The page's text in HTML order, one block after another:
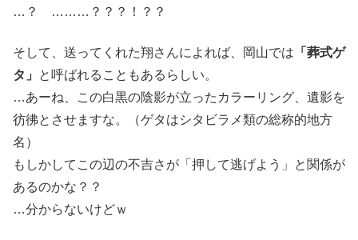
…？ ………？？？！？？
そして、送ってくれた翔さんによれば、岡山では 「葬式ゲ
タ」
と呼ばれることもあるらしい。
…あーね、この白黒の陰影が立ったカラーリング、遺影を
彷彿とさせますな。（ゲタはシタビラメ類の総称的地方
名）
もしかしてこの辺の不吉さが「押して逃げよう」と関係が
あるのかな？？
…分からないけどｗ